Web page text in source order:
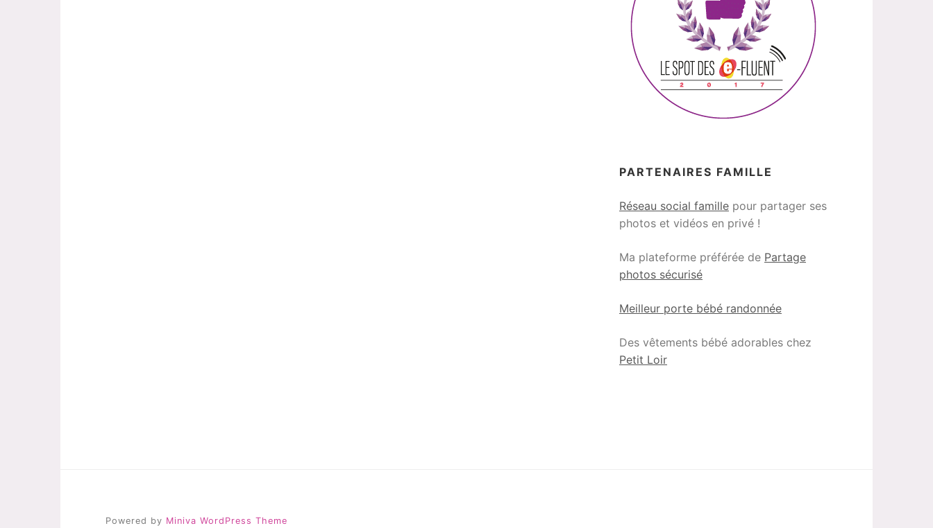
PARTENAIRES FAMILLE
Réseau social famille pour partager ses
photos et vidéos en privé !
Ma plateforme préférée de Partage
photos sécurisé
Meilleur porte bébé randonnée
Des vêtements bébé adorables chez
Petit Loir
Powered by Miniva WordPress Theme